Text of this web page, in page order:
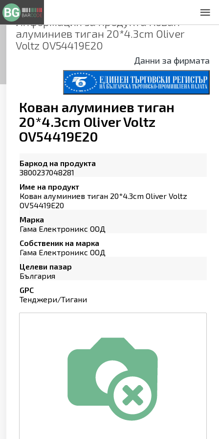
Информация за продуктаКован
алуминиев тиган 20*4.3cm Oliver
Voltz OV54419E20
Данни за фирмата
Кован алуминиев тиган
20*4.3cm Oliver Voltz
OV54419E20
Баркод на продукта
3800237048281
Име на продукт
Кован алуминиев тиган 20*4.3cm Oliver Voltz
OV54419E20
Марка
Гама Електроникс ООД
Собственик на марка
Гама Електроникс ООД
Целеви пазар
България
GPC
Тенджери/Тигани
Общи условия
Декларация за проверителност
Заснемане на продукти
Контакти